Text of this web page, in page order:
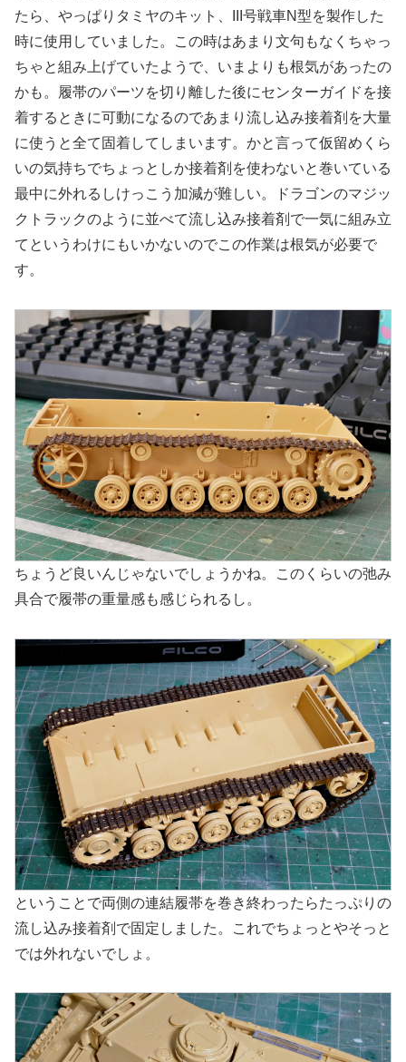
たら、やっぱりタミヤのキット、III号戦車N型を製作した
時に使用していました。この時はあまり文句もなくちゃっ
ちゃと組み上げていたようで、いまよりも根気があったの
かも。履帯のパーツを切り離した後にセンターガイドを接
着するときに可動になるのであまり流し込み接着剤を大量
に使うと全て固着してしまいます。かと言って仮留めくら
いの気持ちでちょっとしか接着剤を使わないと巻いている
最中に外れるしけっこう加減が難しい。ドラゴンのマジッ
クトラックのように並べて流し込み接着剤で一気に組み立
てというわけにもいかないのでこの作業は根気が必要で
す。
ちょうど良いんじゃないでしょうかね。このくらいの弛み
具合で履帯の重量感も感じられるし。
ということで両側の連結履帯を巻き終わったらたっぷりの
流し込み接着剤で固定しました。これでちょっとやそっと
では外れないでしょ。